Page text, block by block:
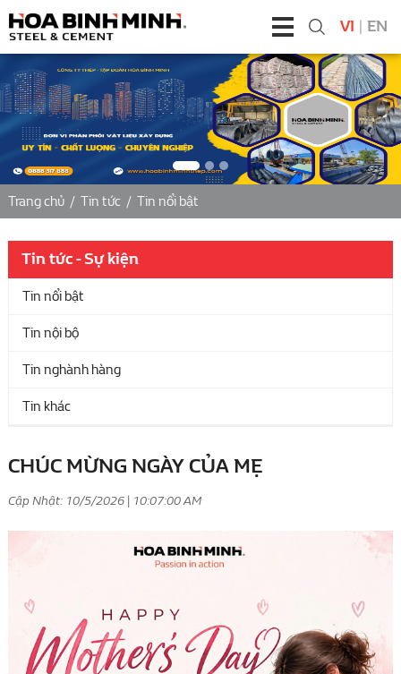
VI | EN
Trang chủ/ Tin tức/ Tin nổi bật
Tin tức - Sự kiện
Tin nổi bật
Tin nội bộ
Tin nghành hàng
Tin khác
CHÚC MỪNG NGÀY CỦA MẸ
Cập Nhật: 10/5/2026 | 10:07:00 AM